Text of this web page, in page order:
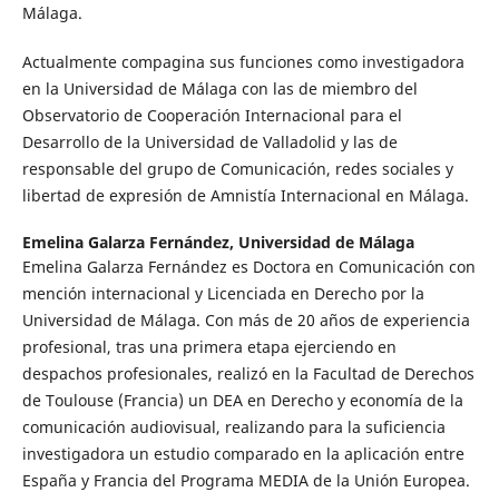
Málaga.
Actualmente compagina sus funciones como investigadora
en la Universidad de Málaga con las de miembro del
Observatorio de Cooperación Internacional para el
Desarrollo de la Universidad de Valladolid y las de
responsable del grupo de Comunicación, redes sociales y
libertad de expresión de Amnistía Internacional en Málaga.
Emelina Galarza Fernández, Universidad de Málaga
Emelina Galarza Fernández es Doctora en Comunicación con
mención internacional y Licenciada en Derecho por la
Universidad de Málaga. Con más de 20 años de experiencia
profesional, tras una primera etapa ejerciendo en
despachos profesionales, realizó en la Facultad de Derechos
de Toulouse (Francia) un DEA en Derecho y economía de la
comunicación audiovisual, realizando para la suficiencia
investigadora un estudio comparado en la aplicación entre
España y Francia del Programa MEDIA de la Unión Europea.